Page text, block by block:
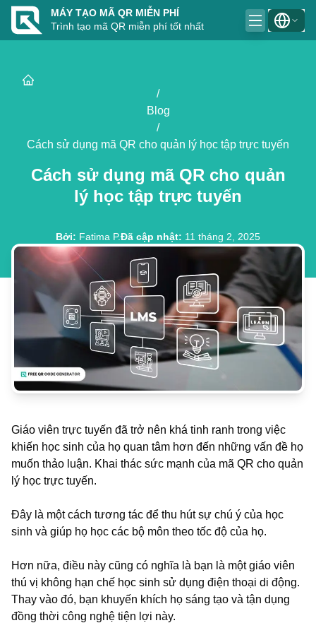
MÁY TẠO MÃ QR MIỄN PHÍ
Trình tạo mã QR miễn phí tốt nhất
/
Blog
/
Cách sử dụng mã QR cho quản lý học tập trực tuyến
Cách sử dụng mã QR cho quản
lý học tập trực tuyến
Bởi: Fatima P.Đã cập nhật: 11 tháng 2, 2025
Giáo viên trực tuyến đã trở nên khá tinh ranh trong việc
khiến học sinh của họ quan tâm hơn đến những vấn đề họ
muốn thảo luận. Khai thác sức mạnh của mã QR cho quản
lý học trực tuyến.
Đây là một cách tương tác để thu hút sự chú ý của học
sinh và giúp họ học các bộ môn theo tốc độ của họ.
Hơn nữa, điều này cũng có nghĩa là bạn là một giáo viên
thú vị không hạn chế học sinh sử dụng điện thoại di động.
Thay vào đó, bạn khuyến khích họ sáng tạo và tận dụng
đồng thời công nghệ tiện lợi này.